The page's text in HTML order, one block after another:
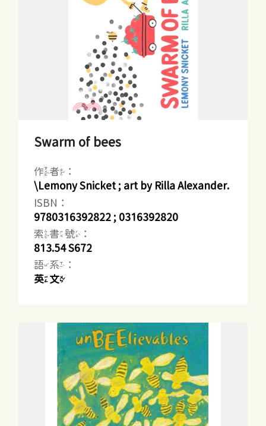
Swarm of bees
作者：
\Lemony Snicket ; art by Rilla Alexander.
ISBN：
9780316392822 ; 0316392820
索書號：
813.54 S672
語系：
英文